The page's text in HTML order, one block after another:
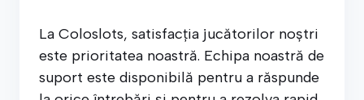
La Coloslots, satisfacția jucătorilor noștri
este prioritatea noastră. Echipa noastră de
suport este disponibilă pentru a răspunde